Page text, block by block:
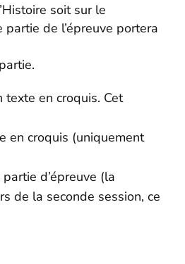
soit sur le
de l’épreuve portera
en croquis. Cet
en croquis (uniquement
d’épreuve (la
de la seconde session, ce